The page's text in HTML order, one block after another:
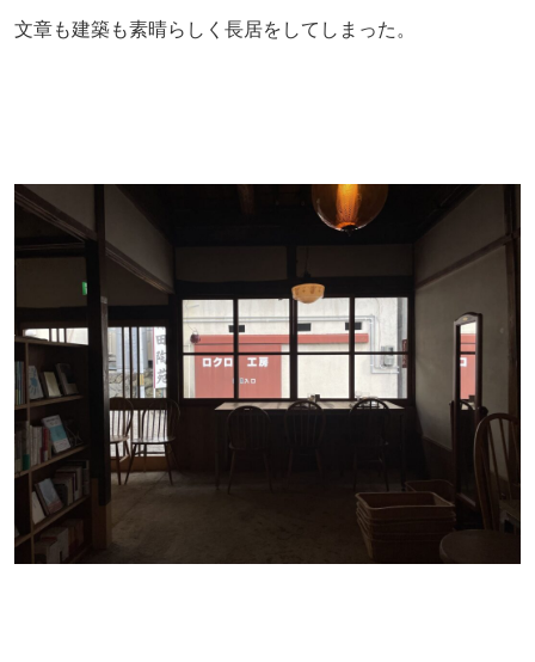
文章も建築も素晴らしく長居をしてしまった。